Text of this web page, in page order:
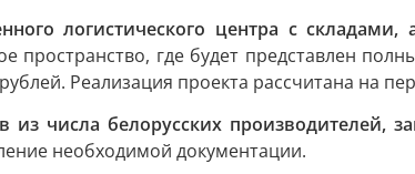
логистического центра с
пространство, где будет представлен
Реализация проекта рассчитана на
числа белорусских производителей,
необходимой документации.